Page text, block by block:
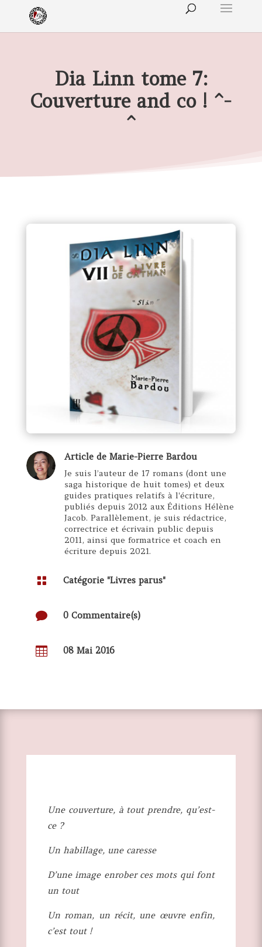
Dia Linn tome 7:
Couverture and co ! ^-
^
Article de Marie-Pierre Bardou
Je suis l’auteur de 17 romans (dont une
saga historique de huit tomes) et deux
guides pratiques relatifs à l'écriture,
publiés depuis 2012 aux Éditions Hélène
Jacob. Parallèlement, je suis rédactrice,
correctrice et écrivain public depuis
2011, ainsi que formatrice et coach en
écriture depuis 2021.
 Catégorie "Livres parus"
 0 Commentaire(s)
 08 Mai 2016
Une couverture, à tout prendre, qu’est-
ce ?
Un habillage, une caresse
D’une image enrober ces mots qui font
un tout
Un roman, un récit, une œuvre enfin,
c’est tout !